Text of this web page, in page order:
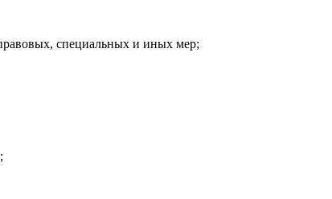
специальных и иных мер;